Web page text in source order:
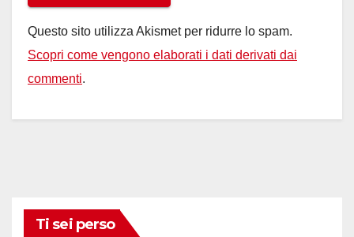
Questo sito utilizza Akismet per ridurre lo spam.
Scopri come vengono elaborati i dati derivati dai
commenti.
Ti sei perso